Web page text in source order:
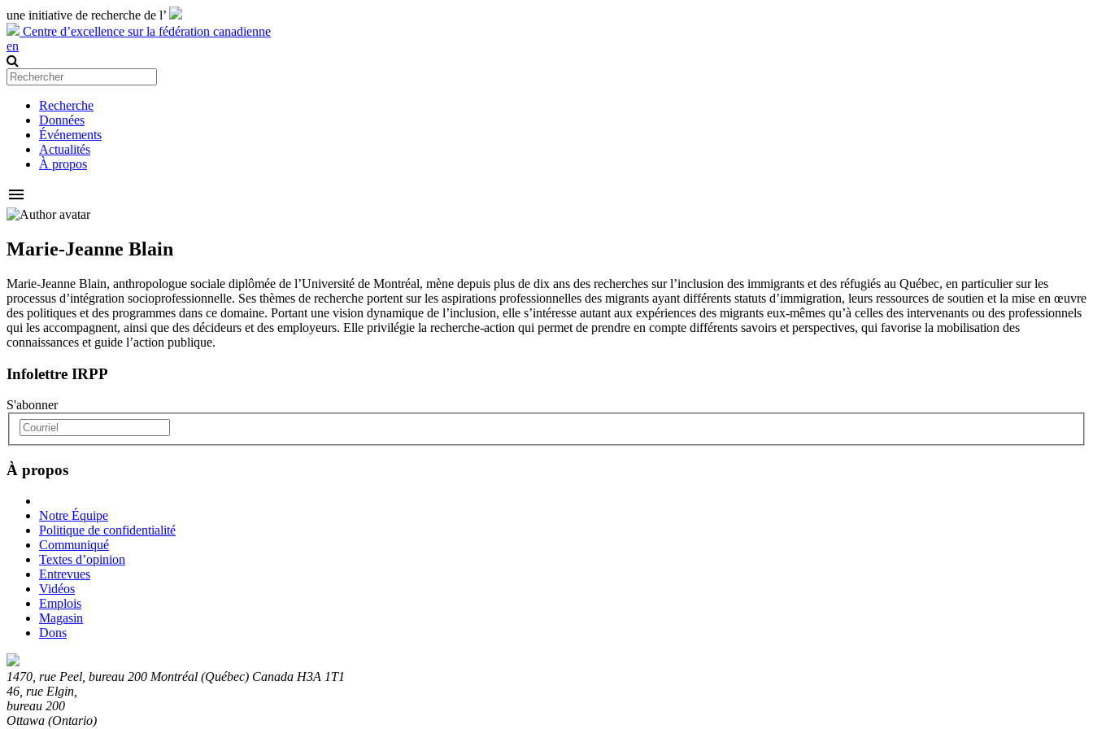
une initiative de recherche de l’
Centre d’excellence sur la fédération canadienne
en
Recherche
Données
Événements
Actualités
À propos
menu
Marie-Jeanne Blain
Marie-Jeanne Blain, anthropologue sociale diplômée de l’Université de Montréal, mène depuis plus de dix ans des recherches sur l’inclusion des immigrants et des réfugiés au Québec, en particulier sur les
processus d’intégration socioprofessionnelle. Ses thèmes de recherche portent sur les aspirations professionnelles des migrants ayant différents statuts d’immigration, leurs ressources de soutien et la mise en œuvre
des politiques et des programmes dans ce domaine. Portant une vision dynamique de l’inclusion, elle s’intéresse autant aux expériences des migrants eux-mêmes qu’à celles des intervenants ou des professionnels
qui les accompagnent, ainsi que des décideurs et des employeurs. Elle privilégie la recherche-action qui permet de prendre en compte différents savoirs et perspectives, qui favorise la mobilisation des
connaissances et guide l’action publique.
Infolettre IRPP
S'abonner
À propos
Notre Équipe
Politique de confidentialité
Communiqué
Textes d’opinion
Entrevues
Vidéos
Emplois
Magasin
Dons
1470, rue Peel, bureau 200 Montréal (Québec) Canada H3A 1T1
46, rue Elgin,
bureau 200
Ottawa (Ontario)